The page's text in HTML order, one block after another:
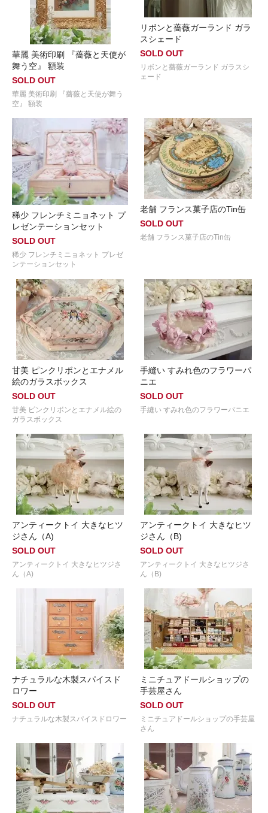
華麗 美術印刷 『薔薇と天使が
舞う空』 額装
SOLD OUT
華麗 美術印刷 『薔薇と天使が舞う
空』 額装
リボンと薔薇ガーランド ガラ
スシェード
SOLD OUT
リボンと薔薇ガーランド ガラスシ
ェード
稀少 フレンチミニョネット プ
レゼンテーションセット
SOLD OUT
稀少 フレンチミニョネット プレゼ
ンテーションセット
老舗 フランス菓子店のTin缶
SOLD OUT
老舗 フランス菓子店のTin缶
甘美 ピンクリボンとエナメル
絵のガラスボックス
SOLD OUT
甘美 ピンクリボンとエナメル絵の
ガラスボックス
手縫い すみれ色のフラワーパ
ニエ
SOLD OUT
手縫い すみれ色のフラワーパニエ
アンティークトイ 大きなヒツ
ジさん（A)
SOLD OUT
アンティークトイ 大きなヒツジさ
ん（A)
アンティークトイ 大きなヒツ
ジさん（B)
SOLD OUT
アンティークトイ 大きなヒツジさ
ん（B)
ナチュラルな木製スパイスド
ロワー
SOLD OUT
ナチュラルな木製スパイスドロワー
ミニチュアドールショップの
手芸屋さん
SOLD OUT
ミニチュアドールショップの手芸屋
さん